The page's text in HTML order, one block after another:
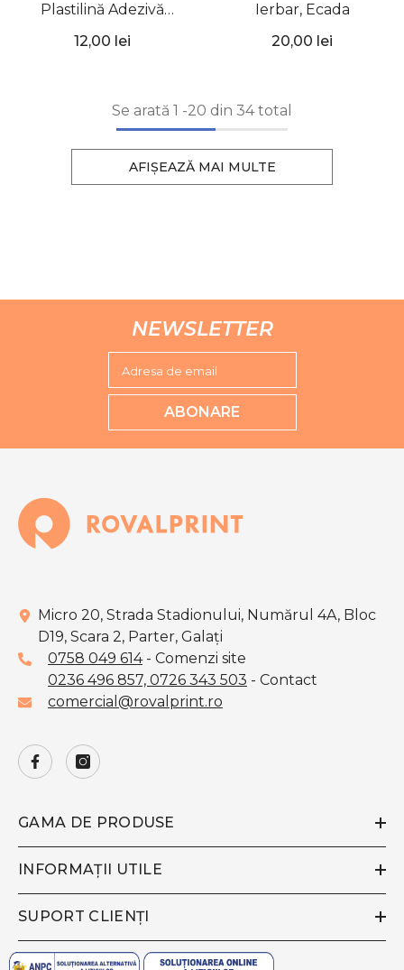
Plastilină Adezivă
Repoziționabilă, Patafix,
12,00 lei
Ierbar, Ecada
20,00 lei
Se arată 1 -20 din 34 total
AFIȘEAZĂ MAI MULTE
NEWSLETTER
Adresa de email
ABONARE
Micro 20, Strada Stadionului, Numărul 4A, Bloc
D19, Scara 2, Parter, Galaţi
0758 049 614- Comenzi site
0236 496 857, 0726 343 503 - Contact
comercial@rovalprint.ro
GAMA DE PRODUSE
INFORMAȚII UTILE
SUPORT CLIENȚI